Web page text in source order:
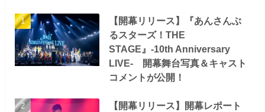
【開幕リリース】『あんさんぶ
るスターズ！THE
STAGE』-10th Anniversary
LIVE- 開幕舞台写真＆キャスト
コメントが公開！
【開幕リリース】開幕レポート